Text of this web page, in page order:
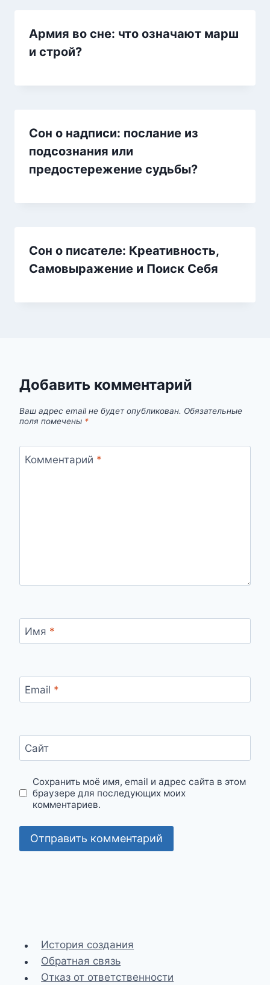
Армия во сне: что означают марш
и строй?
Сон о надписи: послание из
подсознания или
предостережение судьбы?
Сон о писателе: Креативность,
Самовыражение и Поиск Себя
Добавить комментарий
Ваш адрес email не будет опубликован. Обязательные
поля помечены *
Комментарий *
Имя *
Email *
Сайт
Сохранить моё имя, email и адрес сайта в этом
браузере для последующих моих
комментариев.
История создания
Обратная связь
Отказ от ответственности